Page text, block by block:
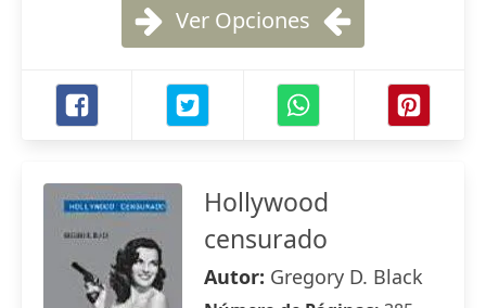
Ver Opciones
Hollywood
censurado
Autor: Gregory D. Black